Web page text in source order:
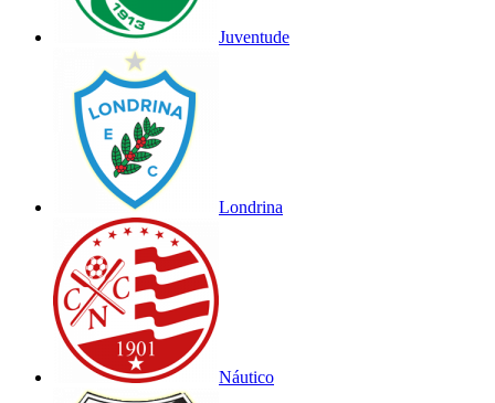
Juventude
Londrina
Náutico